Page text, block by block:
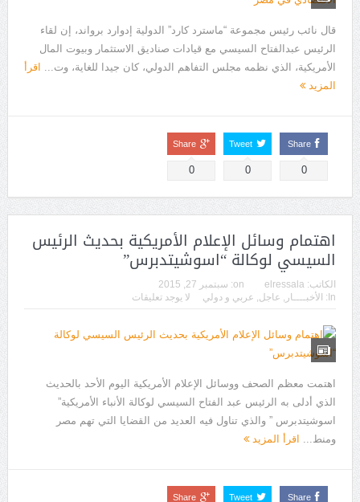
قال نائب رئيس مجموعة “ماسترد كارد” الدولية إدوارد برواند، إن لقاء
الرئيس عبدالفتاح السيسي مع قيادات صناديق الاستثمار وبيوت المال
الأمريكية، الذي نظمه مجلس التفاهم الدولي، كان جيدا للغاية، وت... اقرأ
المزيد
Share
0
Tweet
0
Share
0
اهتمام وسائل الإعلام الأمريكية بحديث الرئيس
السيسي لوكالة “اسوشيتدبرس”
الكاتب: elressala
on: سبتمبر 27, 2015
In:
الأخبــــار , عاجل, عربي و دولي لا يوجد تعليقات
اهتمت معظم الصحف ووسائل الإعلام الأمريكية اليوم الأحد بالحديث
الذي أدلى به الرئيس عبد الفتاح السيسي لوكالة الأنباء الأمريكية”
اسوشيتدبرس ” والذي تناول فيه العديد من القضايا التي تهم مصر
ومنط... اقرأ المزيد
Share
Tweet
Share